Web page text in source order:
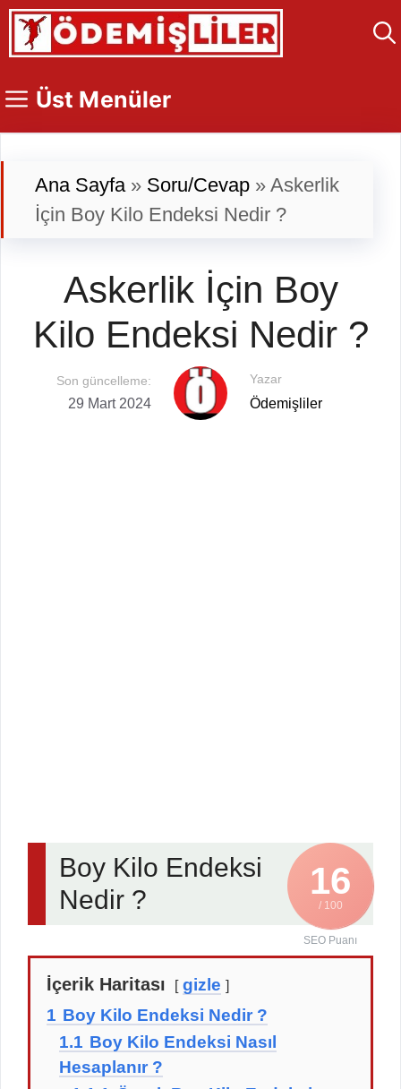
İçeriğe
atla
Üst Menüler
Ana Sayfa» Soru/Cevap » Askerlik
İçin Boy Kilo Endeksi Nedir ?
Askerlik İçin Boy
Kilo Endeksi Nedir ?
Son güncelleme:
29 Mart 2024
Yazar
Ödemişliler
16
/ 100
SEO Puanı
Boy Kilo Endeksi
Nedir ?
İçerik Haritası
gizle
1 Boy Kilo Endeksi Nedir ?
1.1 Boy Kilo Endeksi Nasıl
Hesaplanır ?